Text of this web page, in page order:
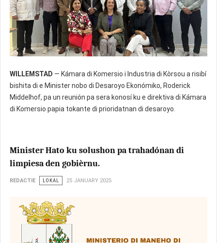
WILLEMSTAD — Kámara di Komersio i Industria di Kòrsou a risibí
bishita di e Minister nobo di Desaroyo Ekonómiko, Roderick
Middelhof, pa un reunión pa sera konosí ku e direktiva di Kámara
di Komersio papia tokante di prioridatnan di desaroyo.
Minister Hato ku solushon pa trahadónan di
limpiesa den gobièrnu.
REDACTIE LOKAL 25 JANUARY 2025